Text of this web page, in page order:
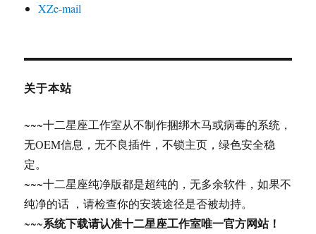
XZe-mail
关于本站
~~~十二星座工作室从不制作捆绑木马或病毒的系统，
无OEM信息，无不良插件，不锁主页，绿色安全稳
定。
~~~十二星座纯净版都是超纯的，无多余软件，如果不
纯净的话 ，请检查你的安装途径是否被劫持。
~~~系统下载请认准十二星座工作室唯一官方网站！